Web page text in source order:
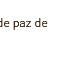
paz de